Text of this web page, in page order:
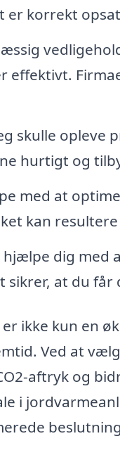
er korrekt
skulle opleve
hurtigt og
med at
kan
hjælpe dig med
at du får
ikke kun en
Ved at
aftryk og
i